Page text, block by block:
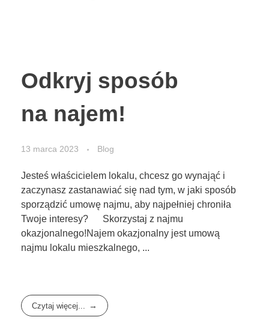
Odkryj sposób
na najem!
13 marca 2023 Blog
Jesteś właścicielem lokalu, chcesz go wynająć i
zaczynasz zastanawiać się nad tym, w jaki sposób
sporządzić umowę najmu, aby najpełniej chroniła
Twoje interesy? Skorzystaj z najmu
okazjonalnego!Najem okazjonalny jest umową
najmu lokalu mieszkalnego, ...
Czytaj więcej...